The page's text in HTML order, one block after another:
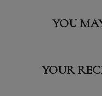
YOU
YOUR